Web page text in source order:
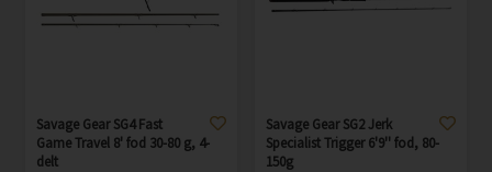
Savage Gear SG4 Fast
Game Travel 8' fod 30-80 g, 4-
delt
Savage Gear SG2 Jerk
Specialist Trigger 6'9'' fod, 80-
150g